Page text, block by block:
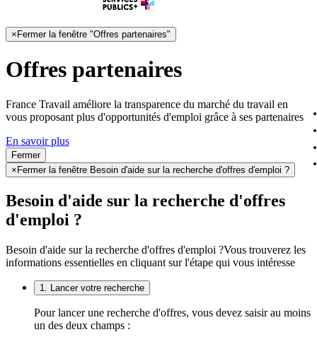
× Fermer la fenêtre "Offres partenaires"
Offres partenaires
France Travail améliore la transparence du marché du travail en
vous proposant plus d'opportunités d'emploi grâce à ses partenaires
En savoir plus
Fermer
× Fermer la fenêtre Besoin d'aide sur la recherche d'offres d'emploi ?
Besoin d'aide sur la recherche d'offres
d'emploi ?
Besoin d'aide sur la recherche d'offres d'emploi ?Vous trouverez les
informations essentielles en cliquant sur l'étape qui vous intéresse
1. Lancer votre recherche
Pour lancer une recherche d'offres, vous devez saisir au moins
un des deux champs :